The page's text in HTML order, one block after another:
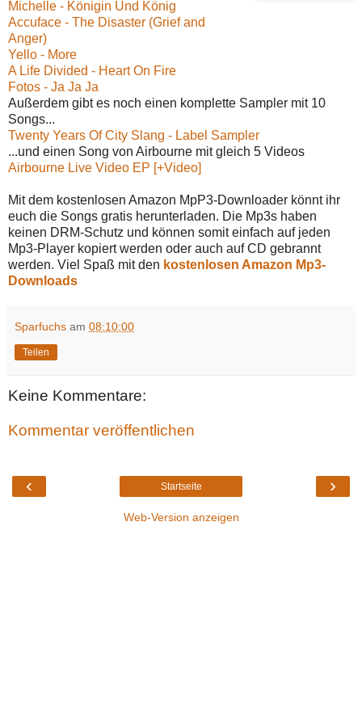
Michelle - Königin Und König
Accuface - The Disaster (Grief and
Anger)
Yello - More
A Life Divided - Heart On Fire
Fotos - Ja Ja Ja
Außerdem gibt es noch einen komplette Sampler mit 10
Songs...
Twenty Years Of City Slang - Label Sampler
...und einen Song von Airbourne mit gleich 5 Videos
Airbourne Live Video EP [+Video]
Mit dem kostenlosen Amazon MpP3-Downloader könnt ihr
euch die Songs gratis herunterladen. Die Mp3s haben
keinen DRM-Schutz und können somit einfach auf jeden
Mp3-Player kopiert werden oder auch auf CD gebrannt
werden. Viel Spaß mit den kostenlosen Amazon Mp3-
Downloads
Sparfuchs am 08:10:00
Teilen
Keine Kommentare:
Kommentar veröffentlichen
‹ ›
Startseite
Web-Version anzeigen